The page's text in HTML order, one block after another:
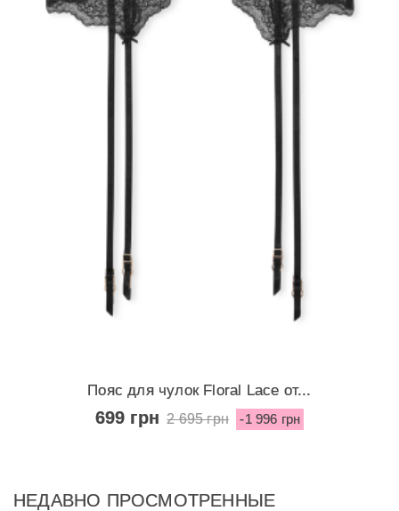
Пояс для чулок Floral Lace от...
699 грн 2 695 грн -1 996 грн
НЕДАВНО ПРОСМОТРЕННЫЕ